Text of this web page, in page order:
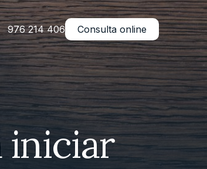
976 214 406 Consulta online
iniciar